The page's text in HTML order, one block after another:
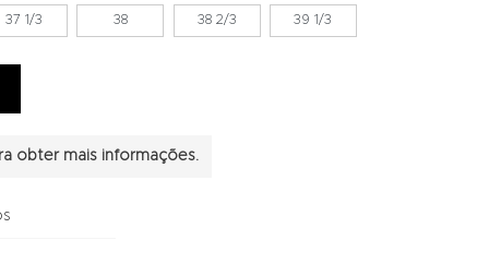
37 1/3 38 38 2/3 39 1/3
obter mais informações.